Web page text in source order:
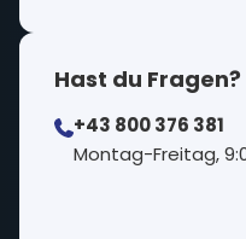
Hast du Fragen?
+43 800 376 381
⁠Montag-Freitag,